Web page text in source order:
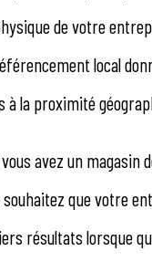
de votre
local
à la proximité
avez un magasin
souhaitez que votre
résultats lorsque